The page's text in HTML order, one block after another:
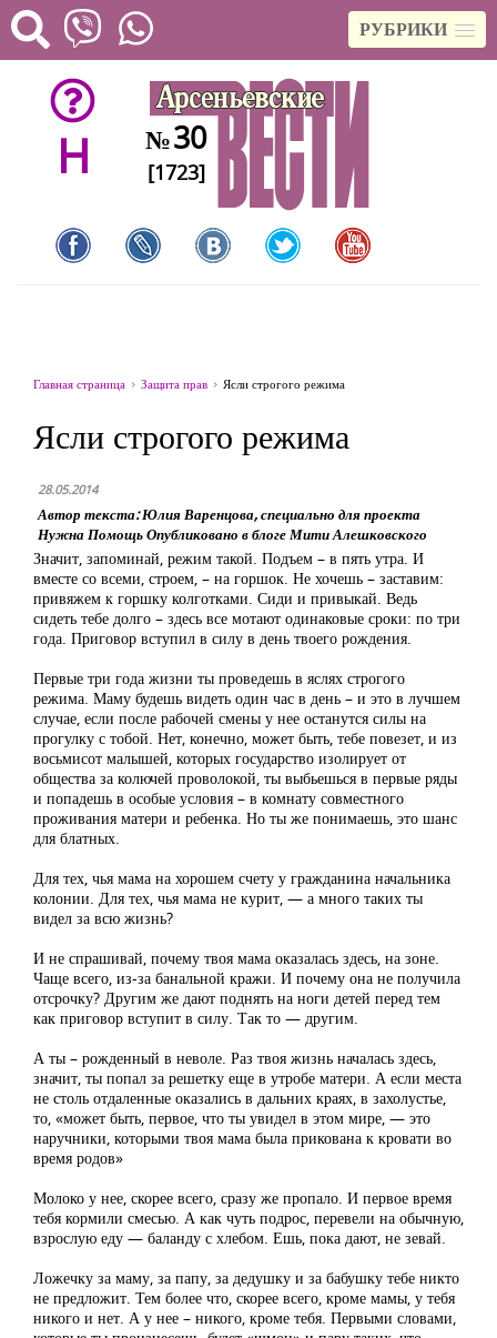
РУБРИКИ
H №30
[1723]
Главная страница Защита прав Ясли строгого режима
Ясли строгого режима
28.05.2014
Автор текста: Юлия Варенцова, специально для проекта
Нужна Помощь Опубликовано в блоге Мити Алешковского
Значит, запоминай, режим такой. Подъем – в пять утра. И
вместе со всеми, строем, – на горшок. Не хочешь – заставим:
привяжем к горшку колготками. Сиди и привыкай. Ведь
сидеть тебе долго – здесь все мотают одинаковые сроки: по три
года. Приговор вступил в силу в день твоего рождения.
Первые три года жизни ты проведешь в яслях строгого
режима. Маму будешь видеть один час в день – и это в лучшем
случае, если после рабочей смены у нее останутся силы на
прогулку с тобой. Нет, конечно, может быть, тебе повезет, и из
восьмисот малышей, которых государство изолирует от
общества за колючей проволокой, ты выбьешься в первые ряды
и попадешь в особые условия – в комнату совместного
проживания матери и ребенка. Но ты же понимаешь, это шанс
для блатных.
Для тех, чья мама на хорошем счету у гражданина начальника
колонии. Для тех, чья мама не курит, — а много таких ты
видел за всю жизнь?
И не спрашивай, почему твоя мама оказалась здесь, на зоне.
Чаще всего, из-за банальной кражи. И почему она не получила
отсрочку? Другим же дают поднять на ноги детей перед тем
как приговор вступит в силу. Так то — другим.
А ты – рожденный в неволе. Раз твоя жизнь началась здесь,
значит, ты попал за решетку еще в утробе матери. А если места
не столь отдаленные оказались в дальних краях, в захолустье,
то, «может быть, первое, что ты увидел в этом мире, — это
наручники, которыми твоя мама была прикована к кровати во
время родов»
Молоко у нее, скорее всего, сразу же пропало. И первое время
тебя кормили смесью. А как чуть подрос, перевели на обычную,
взрослую еду — баланду с хлебом. Ешь, пока дают, не зевай.
Ложечку за маму, за папу, за дедушку и за бабушку тебе никто
не предложит. Тем более что, скорее всего, кроме мамы, у тебя
никого и нет. А у нее – никого, кроме тебя. Первыми словами,